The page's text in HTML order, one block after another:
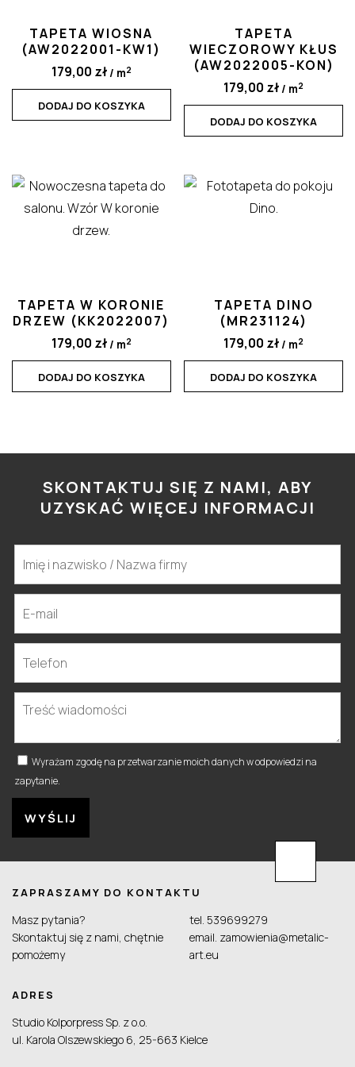
TAPETA WIOSNA
(AW2022001-KW1)
179,00 zł/ m2
DODAJ DO KOSZYKA
TAPETA
WIECZOROWY KŁUS
(AW2022005-KON)
179,00 zł / m2
DODAJ DO KOSZYKA
TAPETA W KORONIE
DRZEW (KK2022007)
179,00 zł/ m2
DODAJ DO KOSZYKA
TAPETA DINO
(MR231124)
179,00 zł / m2
DODAJ DO KOSZYKA
SKONTAKTUJ SIĘ Z NAMI, ABY
UZYSKAĆ WIĘCEJ INFORMACJI
Wyrażam zgodę na przetwarzanie moich danych w odpowiedzi na
zapytanie.
ZAPRASZAMY DO KONTAKTU
Masz pytania? tel. 539699279
Skontaktuj się z nami, chętnie
pomożemy
email. zamowienia@metalic-
art.eu
ADRES
Studio Kolporpress Sp. z o.o.
ul. Karola Olszewskiego 6, 25-663 Kielce